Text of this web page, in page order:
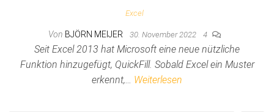
Excel
Von BJÖRN MEIJER 30. November 2022 4
Seit Excel 2013 hat Microsoft eine neue nützliche
Funktion hinzugefügt, QuickFill. Sobald Excel ein Muster
erkennt,… Weiterlesen